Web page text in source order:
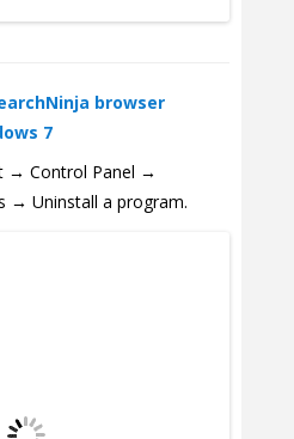
browser
7
→ Control Panel →
→ Uninstall a program.